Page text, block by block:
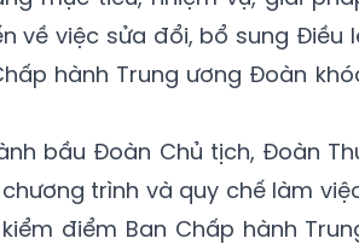
về việc sửa đổi, bổ sung Điều
hành Trung ương Đoàn
bầu Đoàn Chủ tịch, Đoàn
trình và quy chế làm
điểm Ban Chấp hành